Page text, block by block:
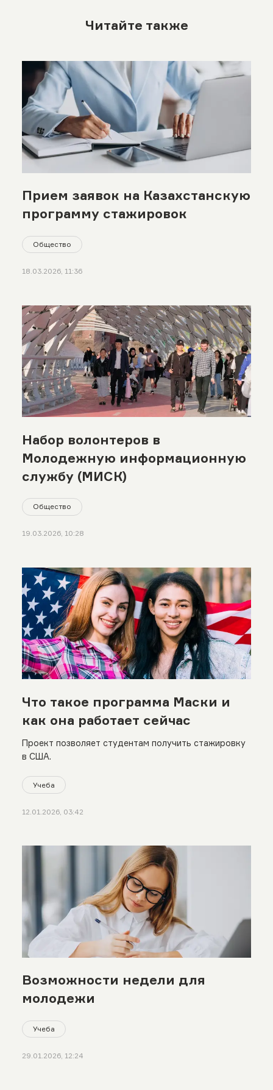
Читайте также
Прием заявок на Казахстанскую
программу стажировок
Общество
18.03.2026, 11:36
Набор волонтеров в
Молодежную информационную
службу (МИСК)
Общество
19.03.2026, 10:28
Что такое программа Маски и
как она работает сейчас
Проект позволяет студентам получить стажировку
в США.
Учеба
12.01.2026, 03:42
Возможности недели для
молодежи
Учеба
29.01.2026, 12:24